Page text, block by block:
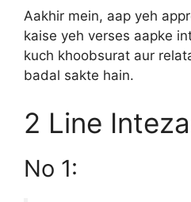
Aakhir mein, aap yeh
kaise yeh verses aapke
kuch khoobsurat aur
badal sakte hain.
2 Line
No 1: